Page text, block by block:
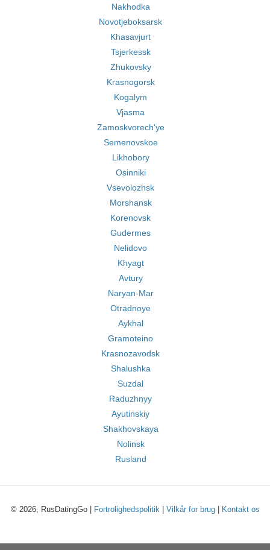
Nakhodka
Novotjeboksarsk
Khasavjurt
Tsjerkessk
Zhukovsky
Krasnogorsk
Kogalym
Vjasma
Zamoskvorech'ye
Semenovskoe
Likhobory
Osinniki
Vsevolozhsk
Morshansk
Korenovsk
Gudermes
Nelidovo
Khyagt
Avtury
Naryan-Mar
Otradnoye
Aykhal
Gramoteino
Krasnozavodsk
Shalushka
Suzdal
Raduzhnyy
Ayutinskiy
Shakhovskaya
Nolinsk
Rusland
© 2026, RusDatingGo | Fortrolighedspolitik| Vilkår for brug| Kontakt os